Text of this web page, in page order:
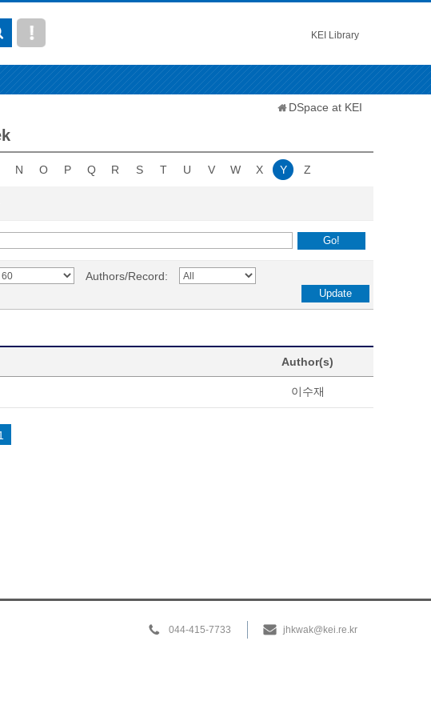
KEI Library
DSpace at KEI
N O P Q R S T U V W X Y Z
Authors/Record:
Author(s)
이수재
044-415-7733 jhkwak@kei.re.kr